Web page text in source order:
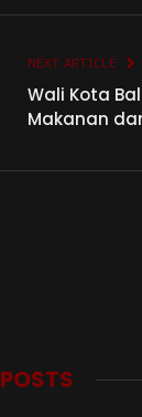
NEXT ARTICLE
Wali Kota
Makanan
POSTS